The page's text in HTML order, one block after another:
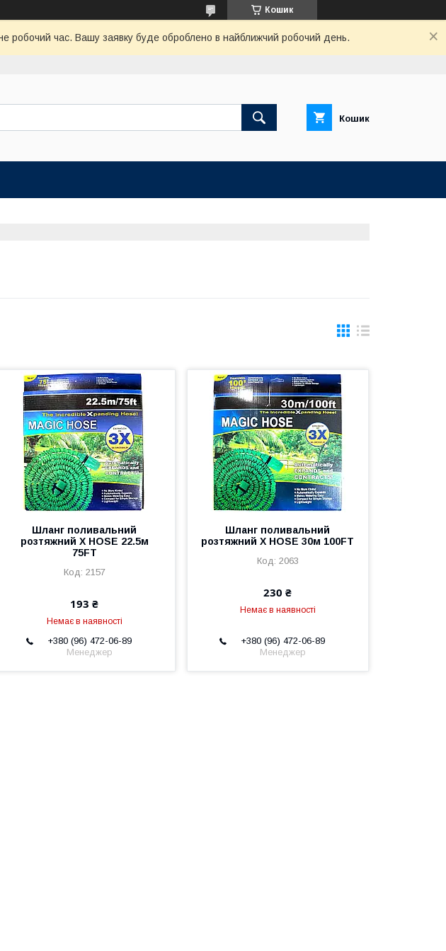
Кошик
робочий час. Вашу заявку буде оброблено в найближчий робочий день.
Кошик
Шланг поливальний
розтяжний X HOSE 22.5м
75FT
2157
193 ₴
Немає в наявності
+380 (96) 472-06-89
Менеджер
Шланг поливальний
розтяжний X HOSE 30м 100FT
2063
230 ₴
Немає в наявності
+380 (96) 472-06-89
Менеджер